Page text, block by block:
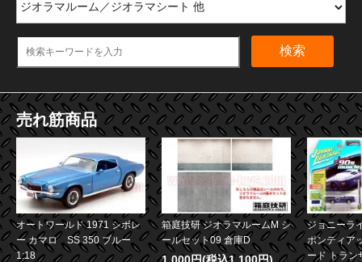
検索
売れ筋商品
オートワールド 1971 シボレ
ー カマロ SS 350 ブルー
1:18
箱庭技研 ジオラマルームM シ
ールセット09 倉庫D
ジョニーラ
ポンティア
ード トラン